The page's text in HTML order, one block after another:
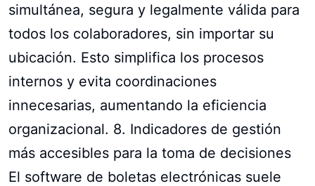
simultánea, segura y legalmente válida para
todos los colaboradores, sin importar su
ubicación. Esto simplifica los procesos
internos y evita coordinaciones
innecesarias, aumentando la eficiencia
organizacional. 8. Indicadores de gestión
más accesibles para la toma de decisiones
El software de boletas electrónicas suele